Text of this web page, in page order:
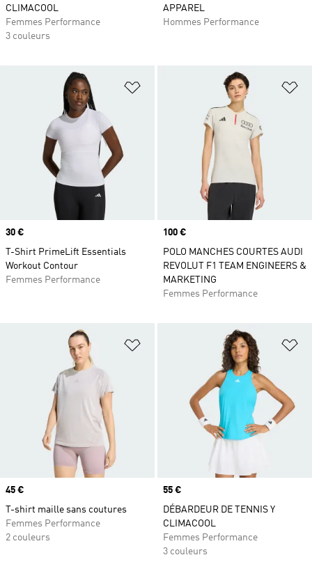
CLIMACOOL
Femmes Performance
3 couleurs
APPAREL
Hommes Performance
Ajouter à la Liste de produits
Prix
30 €
T-Shirt PrimeLift Essentials
Workout Contour
Femmes Performance
Prix
100 €
POLO MANCHES COURTES AUDI
REVOLUT F1 TEAM ENGINEERS &
MARKETING
Femmes Performance
Ajouter à la Liste de produits
Prix
45 €
T-shirt maille sans coutures
Femmes Performance
2 couleurs
Prix
55 €
DÉBARDEUR DE TENNIS Y
CLIMACOOL
Femmes Performance
3 couleurs